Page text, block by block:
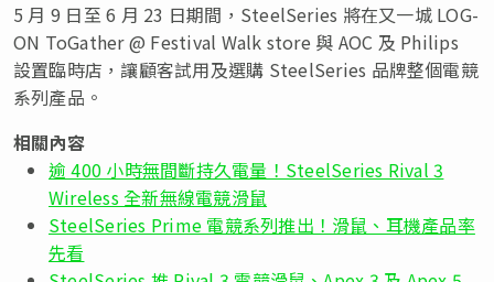
5 月 9 日至 6 月 23 日期間，SteelSeries 將在又一城 LOG-
ON ToGather @ Festival Walk store 與 AOC 及 Philips
設置臨時店，讓顧客試用及選購 SteelSeries 品牌整個電競
系列產品。
相關內容
逾 400 小時無間斷持久電量！SteelSeries Rival 3
Wireless 全新無線電競滑鼠
SteelSeries Prime 電競系列推出！滑鼠、耳機產品率
先看